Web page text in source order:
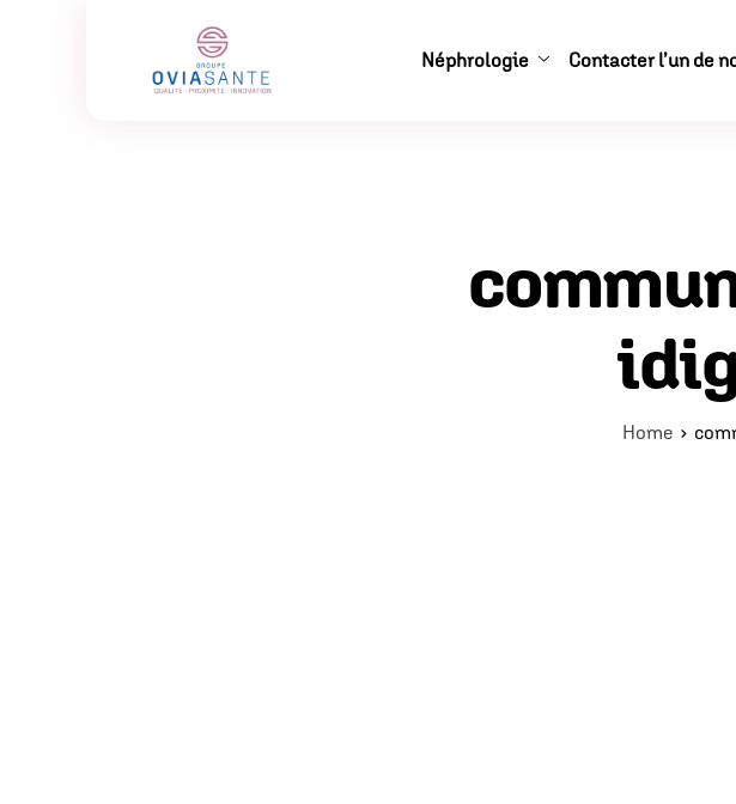
Néphrologie Contacter l’un de
Home